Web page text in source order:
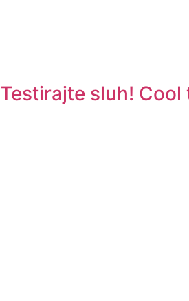
Testirajte sluh!